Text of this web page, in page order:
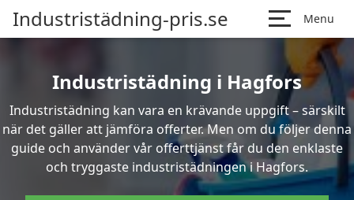
Industristädning-pris.se Menu
Industristädning i Hagfors
Industristädning kan vara en krävande uppgift – särskilt
när det gäller att jämföra offerter. Men om du följer denna
guide och använder vår offerttjänst får du den enklaste
och tryggaste industristädningen i Hagfors.